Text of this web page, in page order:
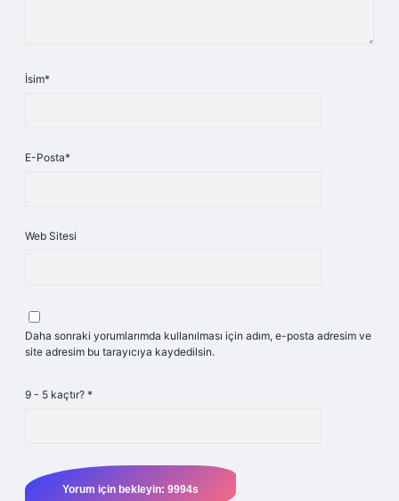
İsim*
E-Posta*
Web Sitesi
Daha sonraki yorumlarımda kullanılması için adım, e-posta adresim ve
site adresim bu tarayıcıya kaydedilsin.
9 - 5 kaçtır? *